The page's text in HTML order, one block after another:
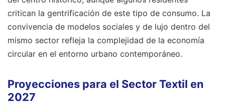
critican la gentrificación de este tipo de consumo. La
convivencia de modelos sociales y de lujo dentro del
mismo sector refleja la complejidad de la economía
circular en el entorno urbano contemporáneo.
Proyecciones para el Sector Textil en
2027